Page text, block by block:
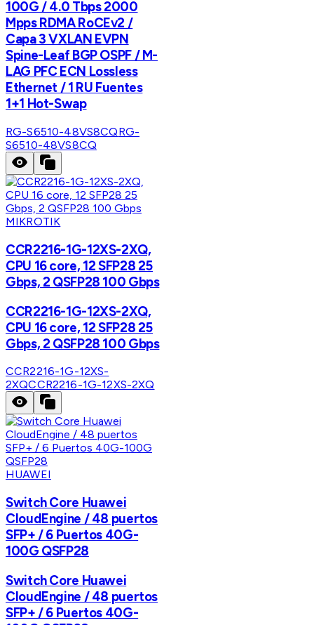
100G / 4.0 Tbps 2000
Mpps RDMA RoCEv2 /
Capa 3 VXLAN EVPN
Spine-Leaf BGP OSPF / M-
LAG PFC ECN Lossless
Ethernet / 1 RU Fuentes
1+1 Hot-Swap
RG-S6510-48VS8CQRG-
S6510-48VS8CQ
MIKROTIK
CCR2216-1G-12XS-2XQ,
CPU 16 core, 12 SFP28 25
Gbps, 2 QSFP28 100 Gbps
CCR2216-1G-12XS-2XQ,
CPU 16 core, 12 SFP28 25
Gbps, 2 QSFP28 100 Gbps
CCR2216-1G-12XS-
2XQCCR2216-1G-12XS-2XQ
HUAWEI
Switch Core Huawei
CloudEngine / 48 puertos
SFP+ / 6 Puertos 40G-
100G QSFP28
Switch Core Huawei
CloudEngine / 48 puertos
SFP+ / 6 Puertos 40G-